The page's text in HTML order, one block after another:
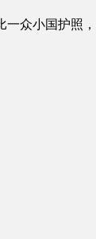
众小国护照